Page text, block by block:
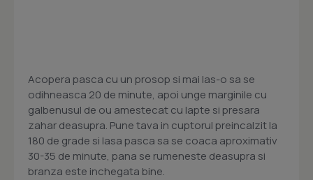
Acopera pasca cu un prosop si mai las-o sa se
odihneasca 20 de minute, apoi unge marginile cu
galbenusul de ou amestecat cu lapte si presara
zahar deasupra. Pune tava in cuptorul preincalzit la
180 de grade si lasa pasca sa se coaca aproximativ
30-35 de minute, pana se rumeneste deasupra si
branza este inchegata bine.